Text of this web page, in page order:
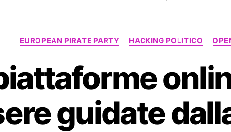
Categorie
EUROPEAN PIRATE PARTY HACKING POLITICO
guidate